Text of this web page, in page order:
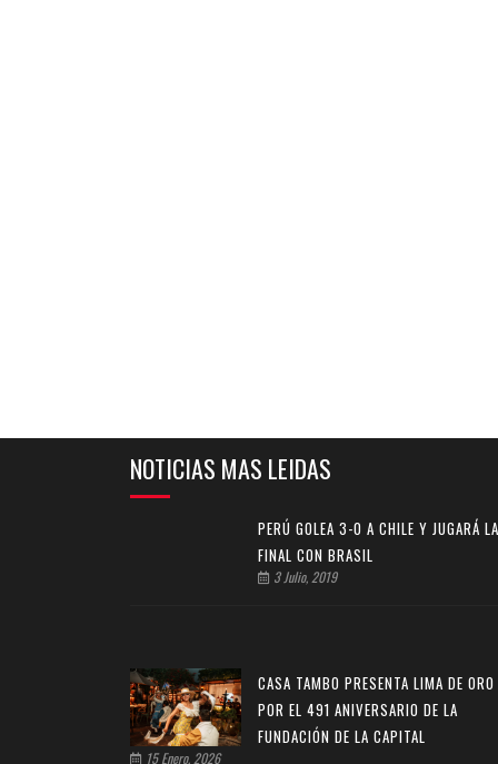
NOTICIAS MAS LEIDAS
PERÚ GOLEA 3-0 A CHILE Y JUGARÁ LA
FINAL CON BRASIL
3 Julio, 2019
CASA TAMBO PRESENTA LIMA DE ORO
POR EL 491 ANIVERSARIO DE LA
FUNDACIÓN DE LA CAPITAL
15 Enero, 2026